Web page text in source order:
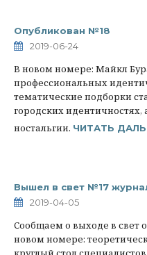
Опубликован №18
2019-06-24
В новом номере: Майкл
профессиональных
тематические подборки
городских идентичностях,
ностальгии. ЧИТАТЬ
Вышел в свет №17
2019-04-05
Сообщаем о выходе в свет
новом номере: